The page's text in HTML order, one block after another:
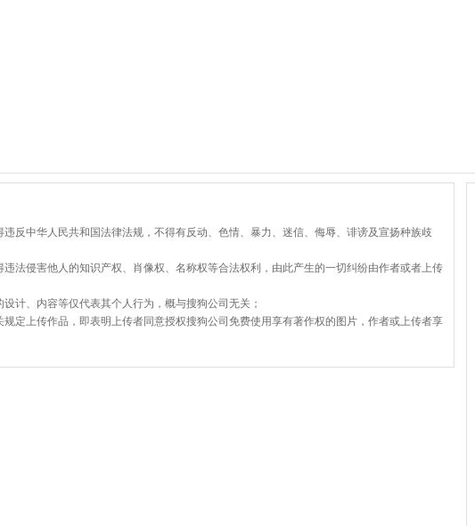
反中华人民共和国法律法规，不得有反动、色情、暴力、迷信、侮辱、诽谤及宣扬种族歧
法侵害他人的知识产权、肖像权、名称权等合法权利，由此产生的一切纠纷由作者或者上传
计、内容等仅代表其个人行为，概与搜狗公司无关；
定上传作品，即表明上传者同意授权搜狗公司免费使用享有著作权的图片，作者或上传者享